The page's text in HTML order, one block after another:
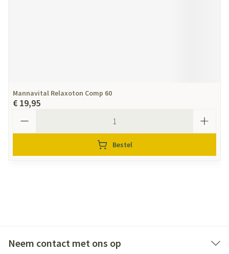
Mannavital Relaxoton Comp 60
€ 19,95
Bestel
Neem contact met ons op